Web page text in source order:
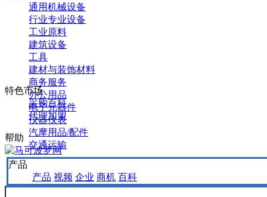
通用机械设备
行业专业设备
工业原料
建筑设备
工具
建材与装饰材料
商务服务
办公用品
电子元器件
仪器仪表
汽摩用品/配件
交通运输
特色市场
采购百科
代理加盟
帮助
产品
产品 视频 企业 商机 百科